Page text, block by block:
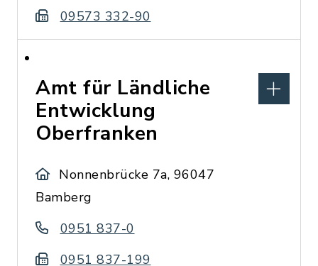
09573 332-90
Amt für Ländliche
Entwicklung
Oberfranken
Nonnenbrücke 7a, 96047
Bamberg
0951 837-0
0951 837-199